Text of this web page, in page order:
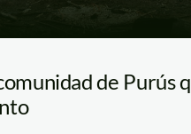
de Purús